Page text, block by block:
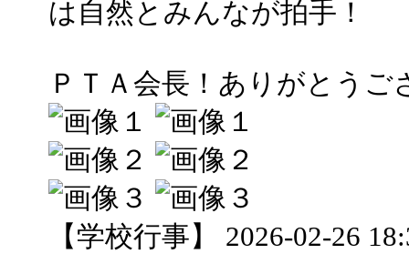
は自然とみんなが拍手！
ＰＴＡ会長！ありがとうご
【学校行事】 2026-02-26